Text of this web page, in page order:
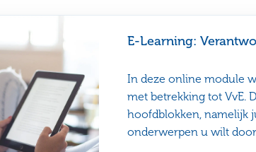
E-Learning:
In deze online module
met betrekking tot VvE.
hoofdblokken, namelijk
onderwerpen u wilt